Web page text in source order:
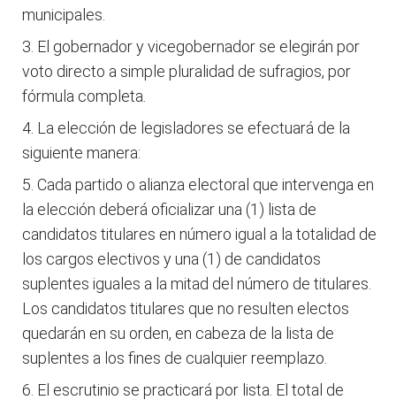
municipales.
El gobernador y vicegobernador se elegirán por
voto directo a simple pluralidad de sufragios, por
fórmula completa.
La elección de legisladores se efectuará de la
siguiente manera:
Cada partido o alianza electoral que intervenga en
la elección deberá oficializar una (1) lista de
candidatos titulares en número igual a la totalidad de
los cargos electivos y una (1) de candidatos
suplentes iguales a la mitad del número de titulares.
Los candidatos titulares que no resulten electos
quedarán en su orden, en cabeza de la lista de
suplentes a los fines de cualquier reemplazo.
El escrutinio se practicará por lista. El total de